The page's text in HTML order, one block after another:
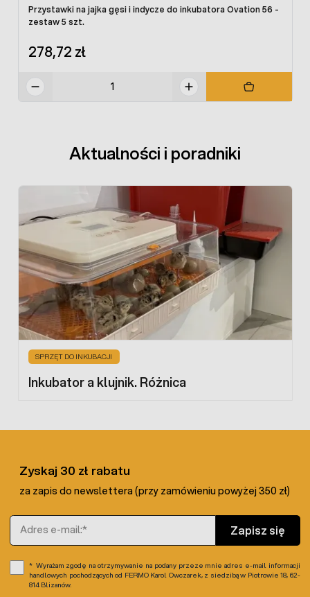
Wymiar: 583 x 421 x 223 mm
Waga: 5 kg
Przystawki na jajka gęsi i indycze do inkubatora Ovation 56 -
zestaw 5 szt.
278,72 zł
Aktualności i poradniki
SPRZĘT DO INKUBACJI
Inkubator a klujnik. Różnica
Zyskaj 30 zł rabatu
za zapis do newslettera (przy zamówieniu powyżej 350 zł)
Adres e-mail
Zapisz się
Wyrażam zgodę na otrzymywanie na podany przeze mnie adres e-mail informacji
handlowych pochodzących od FERMO Karol Owczarek, z siedzibą w Piotrowie 18, 62-
814 Blizanów.